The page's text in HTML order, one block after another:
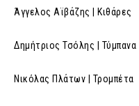
Άγγελος Αϊβάζης | Κιθάρες
Δημήτριος Τσόλης | Τύμπανα
Νικόλας Πλάτων | Τρομπέτα